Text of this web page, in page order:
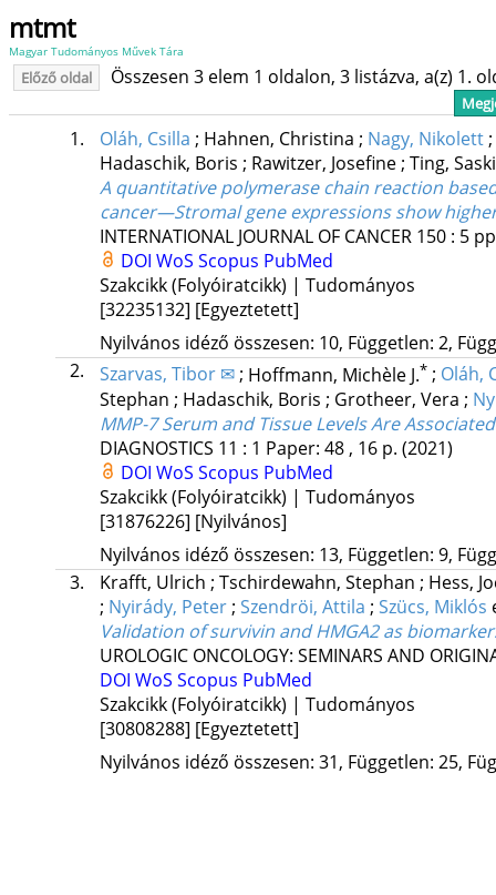
mtmt
Magyar Tudományos Művek Tára
Előző oldal Összesen 3 elem 1 oldalon, 3 listázva, a(z) 1.
1. Oláh, Csilla ; Hahnen, Christina ; Nagy, Nikolett;
Hadaschik, Boris ; Rawitzer, Josefine; Ting,
A quantitative polymerase chain reaction
cancer—Stromal gene expressions show
INTERNATIONAL JOURNAL OF CANCER 150: 5
DOI WoS Scopus PubMed
Szakcikk (Folyóiratcikk) | Tudományos
[32235132] [Egyeztetett]
Nyilvános idéző összesen: 10, Független: 2,
2.
Szarvas, Tibor ✉; Hoffmann, Michèle J.* ; Oláh,
Stephan ; Hadaschik, Boris ; Grotheer, Vera ;
MMP-7 Serum and Tissue Levels Are
DIAGNOSTICS 11 : 1 Paper: 48 , 16 p. (2021)
DOI WoS Scopus PubMed
Szakcikk (Folyóiratcikk) | Tudományos
[31876226] [Nyilvános]
Nyilvános idéző összesen: 13, Független: 9,
3.
Krafft, Ulrich ; Tschirdewahn, Stephan ; Hess,
; Nyirády, Peter ; Szendröi, Attila ; Szücs, Miklós
Validation of survivin and HMGA2 as
UROLOGIC ONCOLOGY: SEMINARS AND
DOI WoS Scopus PubMed
Szakcikk (Folyóiratcikk) | Tudományos
[30808288] [Egyeztetett]
Nyilvános idéző összesen: 31, Független: 25,